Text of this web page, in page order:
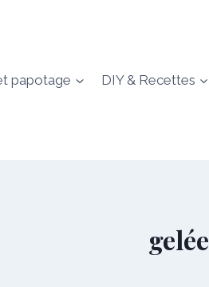
papotage DIY & Recettes
gelée